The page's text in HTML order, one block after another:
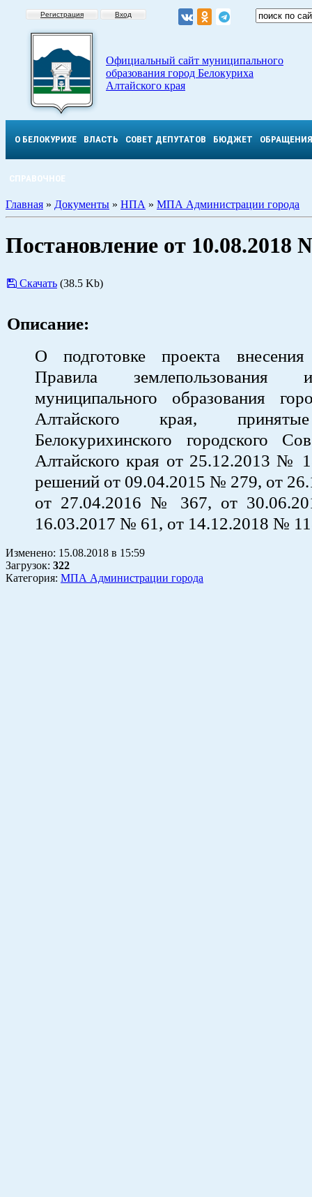
Регистрация Вход
Официальный сайт муниципального
образования город Белокуриха
Алтайского края
О БЕЛОКУРИХЕ ВЛАСТЬ СОВЕТ ДЕПУТАТОВ БЮДЖЕТ ОБРАЩЕНИЯ
СПРАВОЧНОЕ
Главная » Документы » НПА » МПА Администрации города
Постановление от 10.08.2018
Скачать (38.5 Kb)
Описание:
О подготовке проекта
Правила землепользования
муниципального образования
Алтайского края,
Белокурихинского городского
Алтайского края от 25.12.2013 №
решений от 09.04.2015 № 279, от
от 27.04.2016 № 367, от
16.03.2017 № 61, от 14.12.2018 №
Изменено: 15.08.2018 в 15:59
Загрузок: 322
Категория: МПА Администрации города